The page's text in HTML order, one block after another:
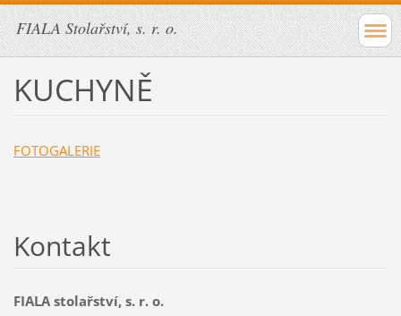
FIALA Stolařství, s. r. o.
KUCHYNĚ
FOTOGALERIE
Kontakt
FIALA stolařství, s. r. o.